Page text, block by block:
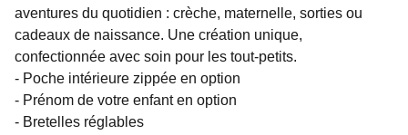
aventures du quotidien : crèche, maternelle, sorties ou
cadeaux de naissance. Une création unique,
confectionnée avec soin pour les tout-petits.
- Poche intérieure zippée en option
- Prénom de votre enfant en option
- Bretelles réglables